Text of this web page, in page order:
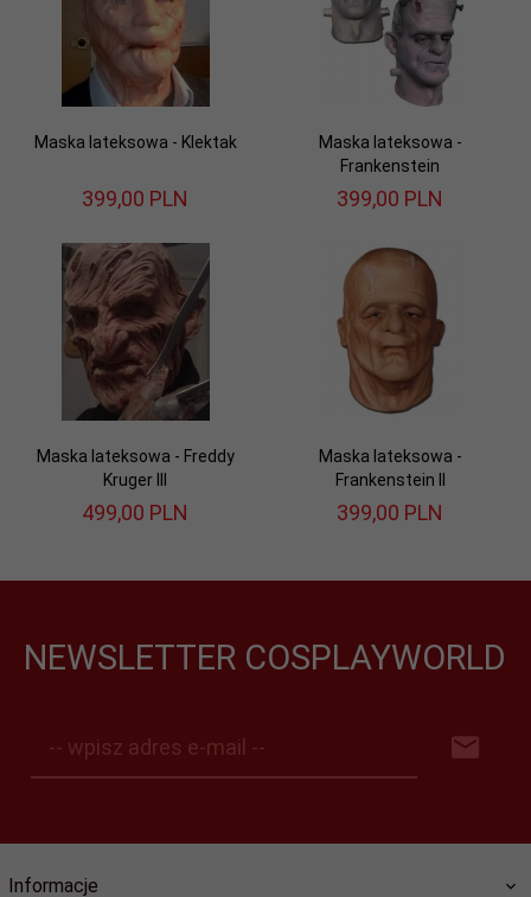
Maska lateksowa - Klektak
399,00 PLN
Maska lateksowa -
Frankenstein
399,00 PLN
Maska lateksowa - Freddy
Kruger III
499,00 PLN
Maska lateksowa -
Frankenstein II
399,00 PLN
NEWSLETTER COSPLAYWORLD
-- wpisz adres e-mail --
Informacje